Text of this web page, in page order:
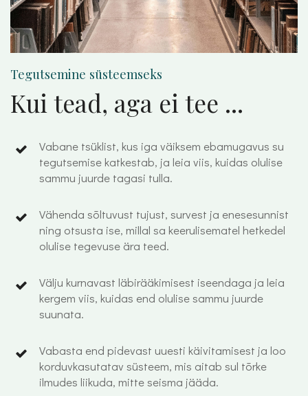
Tegutsemine süsteemseks
Kui tead, aga ei tee ...
Vabane tsüklist, kus iga väiksem ebamugavus su
tegutsemise katkestab, ja leia viis, kuidas olulise
sammu juurde tagasi tulla.
Vähenda sõltuvust tujust, survest ja enesesunnist
ning otsusta ise, millal sa keerulisematel hetkedel
olulise tegevuse ära teed.
Välju kurnavast läbirääkimisest iseendaga ja leia
kergem viis, kuidas end olulise sammu juurde
suunata.
Vabasta end pidevast uuesti käivitamisest ja loo
korduvkasutatav süsteem, mis aitab sul tõrke
ilmudes liikuda, mitte seisma jääda.